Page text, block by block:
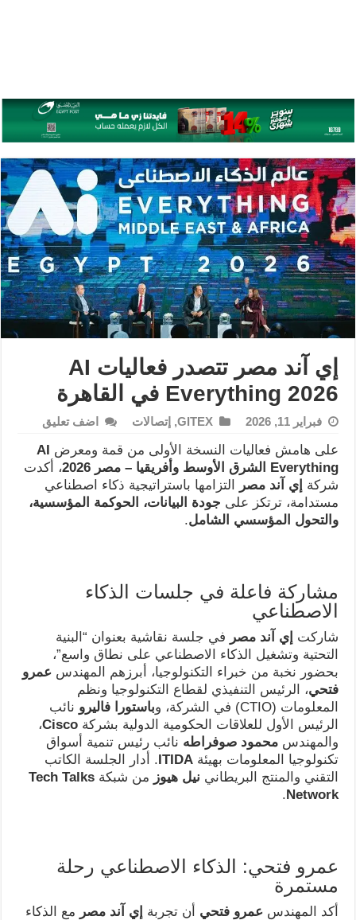
إي آند مصر تتصدر فعاليات AI
Everything 2026 في القاهرة
فبراير 11, 2026 GITEX
, إتصالات اضف تعليق
على هامش فعاليات النسخة الأولى من قمة ومعرض AI
Everything
الشرق الأوسط وأفريقيا – مصر 2026
، أكدت
شركة إي آند مصر
التزامها باستراتيجية ذكاء اصطناعي
مستدامة، ترتكز على جودة البيانات، الحوكمة المؤسسية،
والتحول المؤسسي الشامل.
مشاركة فاعلة في جلسات الذكاء
الاصطناعي
شاركت إي آند مصر في جلسة نقاشية بعنوان “البنية
التحتية وتشغيل الذكاء الاصطناعي على نطاق واسع”،
بحضور نخبة من خبراء التكنولوجيا، أبرزهم المهندس عمرو
فتحي، الرئيس التنفيذي لقطاع التكنولوجيا ونظم
المعلومات (CTIO) في الشركة، و
باستورا فاليرونائب
الرئيس الأول للعلاقات الحكومية الدولية بشركة Cisco،
والمهندس محمود صوفراطهنائب رئيس تنمية أسواق
تكنولوجيا المعلومات بهيئة ITIDA. أدار الجلسة الكاتب
التقني والمنتج البريطاني نيل هيوز من شبكة Tech Talks
Network
.
عمرو فتحي: الذكاء الاصطناعي رحلة
مستمرة
أكد المهندس عمرو فتحيأن تجربة إي آند مصر مع الذكاء